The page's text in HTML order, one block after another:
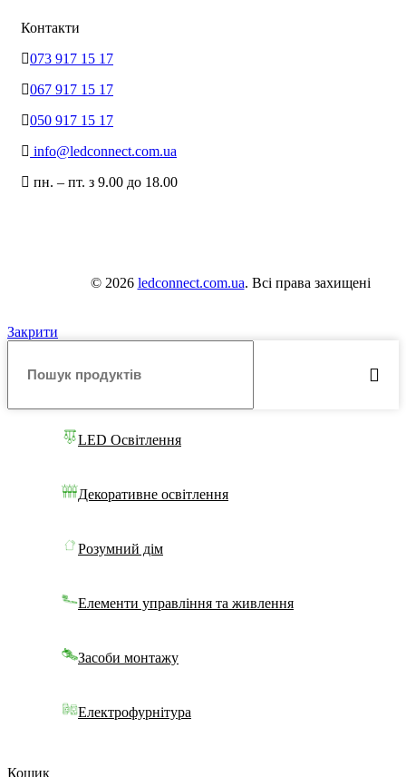
Контакти
073 917 15 17
067 917 15 17
050 917 15 17
info@ledconnect.com.ua
пн. – пт. з 9.00 до 18.00
© 2026 ledconnect.com.ua. Всі права захищені
Закрити
LED Освітлення
Декоративне освітлення
Розумний дім
Елементи управління та живлення
Засоби монтажу
Електрофурнітура
Кошик